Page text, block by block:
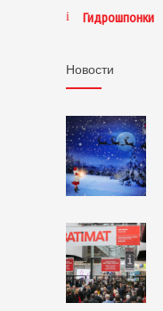
Гидрошпонки
Новости